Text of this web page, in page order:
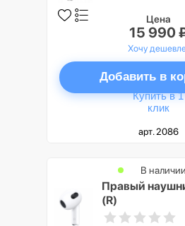
Цена
15 990
Хочу
Добавить в
Купить в 1
клик
арт. 2086
Правый
(R)
В наличии